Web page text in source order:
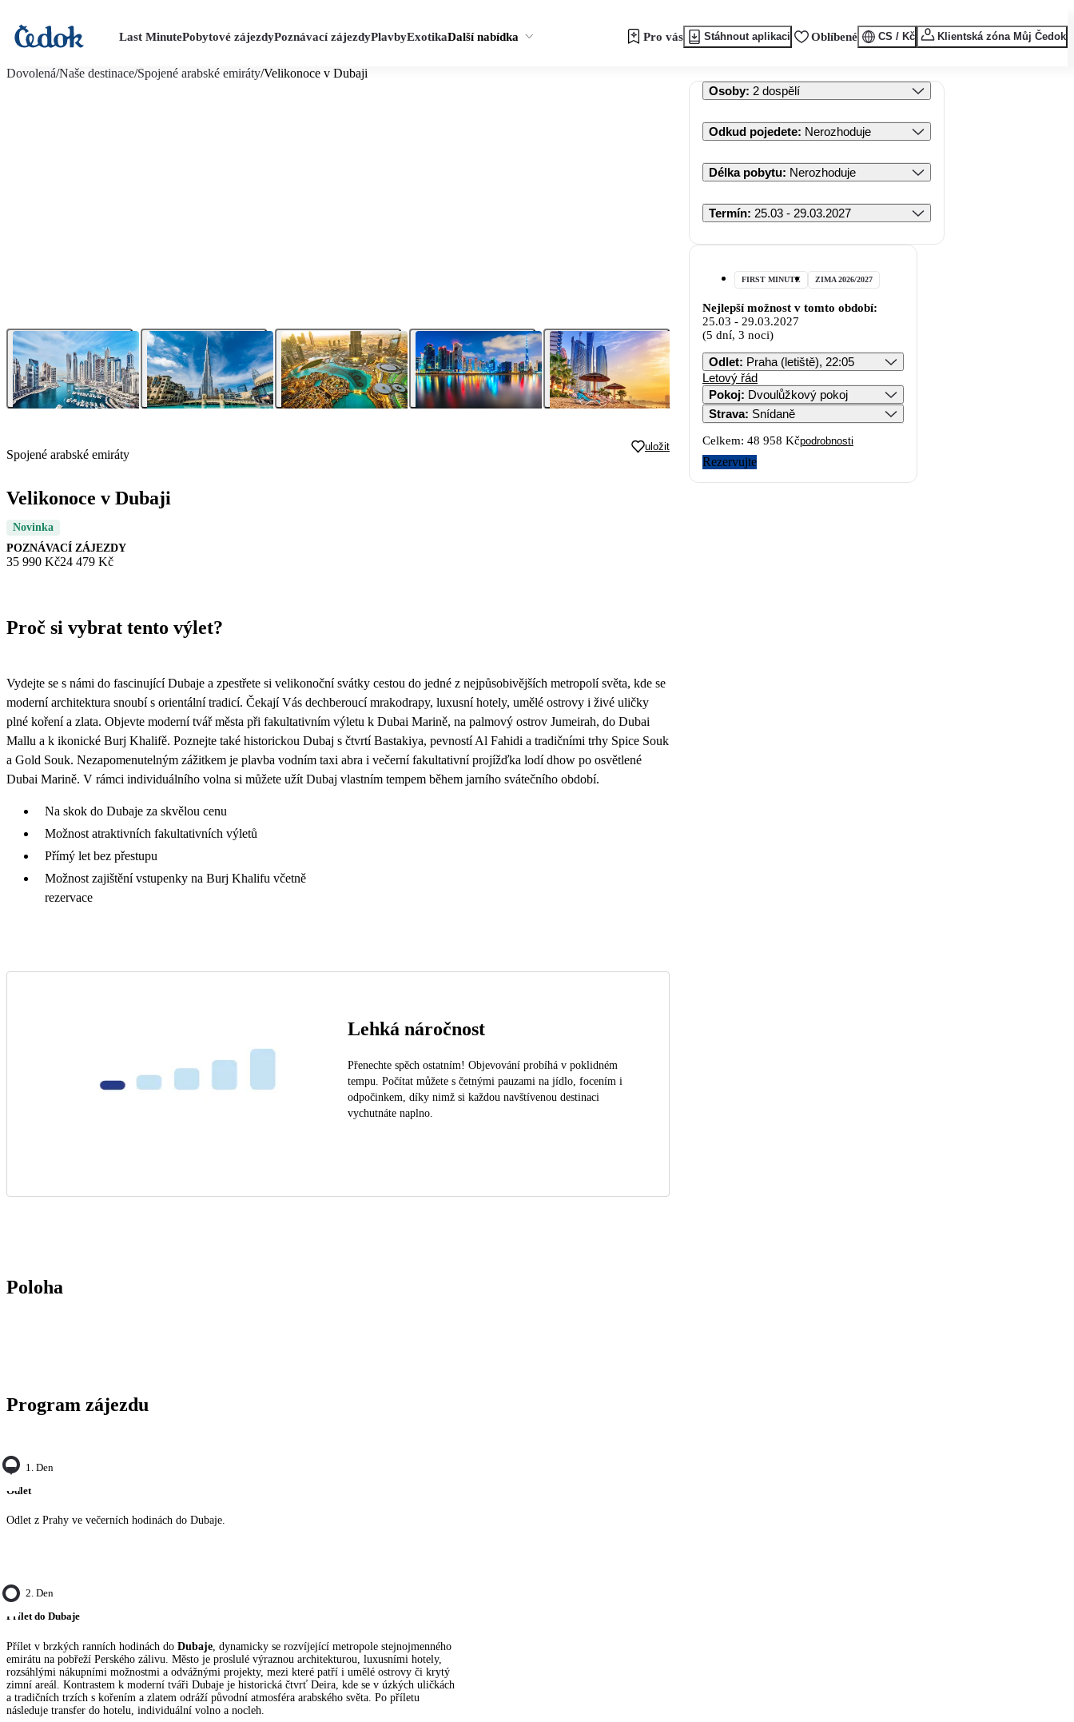
Last MinutePobytové zájezdyPoznávací zájezdyPlavbyExotikaDalší nabídka Pro vás Stáhnout aplikaci Oblíbené CS / Kč Klientská zóna Můj Čedok
Dovolená/Naše destinace/Spojené arabské emiráty/Velikonoce v Dubaji
Spojené arabské emiráty
uložit
Velikonoce v Dubaji
Novinka
POZNÁVACÍ ZÁJEZDY
35 990 Kč24 479 Kč
Proč si vybrat tento výlet?
Vydejte se s námi do fascinující Dubaje a zpestřete si velikonoční svátky cestou do jedné z nejpůsobivějších metropolí světa, kde se
moderní architektura snoubí s orientální tradicí. Čekají Vás dechberoucí mrakodrapy, luxusní hotely, umělé ostrovy i živé uličky
plné koření a zlata. Objevte moderní tvář města při fakultativním výletu k Dubai Marině, na palmový ostrov Jumeirah, do Dubai
Mallu a k ikonické Burj Khalifě. Poznejte také historickou Dubaj s čtvrtí Bastakiya, pevností Al Fahidi a tradičními trhy Spice Souk
a Gold Souk. Nezapomenutelným zážitkem je plavba vodním taxi abra i večerní fakultativní projížďka lodí dhow po osvětlené
Dubai Marině. V rámci individuálního volna si můžete užít Dubaj vlastním tempem během jarního svátečního období.
Na skok do Dubaje za skvělou cenu
Možnost atraktivních fakultativních výletů
Přímý let bez přestupu
Možnost zajištění vstupenky na Burj Khalifu včetně
rezervace
Lehká náročnost
Přenechte spěch ostatním! Objevování probíhá v poklidném
tempu. Počítat můžete s četnými pauzami na jídlo, focením i
odpočinkem, díky nimž si každou navštívenou destinaci
vychutnáte naplno.
Poloha
Program zájezdu
1. Den
Odlet
Odlet z Prahy ve večerních hodinách do Dubaje.
2. Den
Přílet do Dubaje
Přílet v brzkých ranních hodinách do Dubaje, dynamicky se rozvíjející metropole stejnojmenného
emirátu na pobřeží Perského zálivu. Město je proslulé výraznou architekturou, luxusními hotely,
rozsáhlými nákupními možnostmi a odvážnými projekty, mezi které patří i umělé ostrovy či krytý
zimní areál. Kontrastem k moderní tváři Dubaje je historická čtvrť Deira, kde se v úzkých uličkách
a tradičních trzích s kořením a zlatem odráží původní atmosféra arabského světa. Po příletu
následuje transfer do hotelu, individuální volno a nocleh.
Osoby: 2 dospělí
Odkud pojedete: Nerozhoduje
Délka pobytu: Nerozhoduje
Termín: 25.03 - 29.03.2027
FIRST MINUTE ZIMA 2026/2027
Nejlepší možnost v tomto období:
25.03 - 29.03.2027
(5 dní, 3 noci)
Odlet: Praha (letiště), 22:05
Letový řád
Pokoj: Dvoulůžkový pokoj
Strava: Snídaně
Celkem: 48 958 Kčpodrobnosti
Rezervujte